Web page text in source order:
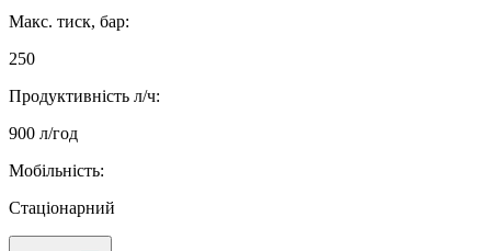
Макс. тиск, бар:
250
Продуктивність л/ч:
900 л/год
Мобільність:
Стаціонарний